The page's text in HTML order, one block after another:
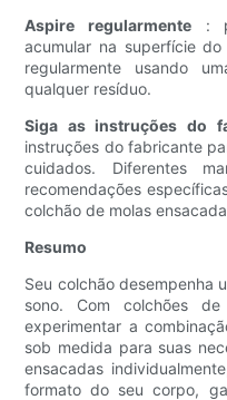
Aspire regularmente :
acumular na superfície
regularmente usando
qualquer resíduo.
Siga as instruções do
instruções do fabricante
cuidados. Diferentes
recomendações
colchão de molas
Resumo
Seu colchão desempenha
sono. Com colchões
experimentar a
sob medida para suas
ensacadas
formato do seu corpo,